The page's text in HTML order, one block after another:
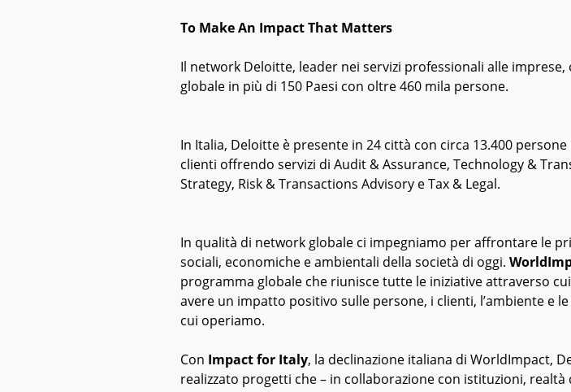
To Make An Impact That Matters
Il network Deloitte, leader nei servizi professionali alle imprese,
globale in più di 150 Paesi con oltre 460 mila persone.
In Italia, Deloitte è presente in 24 città con circa 13.400
clienti offrendo servizi di Audit & Assurance, Technology &
Strategy, Risk & Transactions Advisory e Tax & Legal.
In qualità di network globale ci impegniamo per affrontare le
sociali, economiche e ambientali della società di oggi.
programma globale che riunisce tutte le iniziative attraverso
avere un impatto positivo sulle persone, i clienti, l’ambiente e
cui operiamo.
Con Impact for Italy, la declinazione italiana di WorldImpact,
realizzato progetti che – in collaborazione con istituzioni, realtà